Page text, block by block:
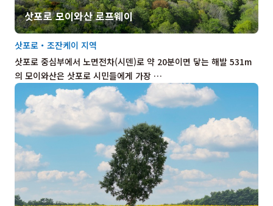
삿포로 모이와산 로프웨이
삿포로 중심부에서 노면전차(시덴)로 약 20분이면 닿는 해발 531m
의 모이와산은 삿포로 시민들에게 가장 …
삿포로・조잔케이 지역